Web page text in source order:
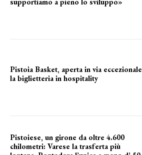
Pistoia Basket, aperta in via eccezionale
la biglietteria in hospitality
Pistoiese, un girone da oltre 4.600
chilometri: Varese la trasferta più